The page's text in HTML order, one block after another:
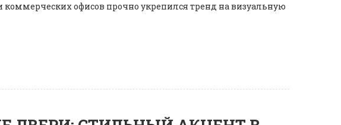
офисов прочно укрепился тренд на визуальную